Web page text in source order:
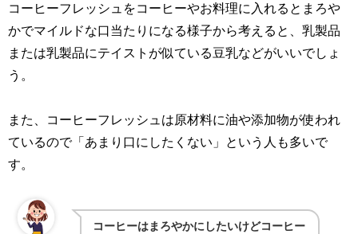
コーヒーフレッシュをコーヒーやお料理に入れるとまろや
かでマイルドな口当たりになる様子から考えると、乳製品
または乳製品にテイストが似ている豆乳などがいいでしょ
う。
また、コーヒーフレッシュは原材料に油や添加物が使われ
ているので「あまり口にしたくない」という人も多いで
す。
コーヒーはまろやかにしたいけどコーヒー